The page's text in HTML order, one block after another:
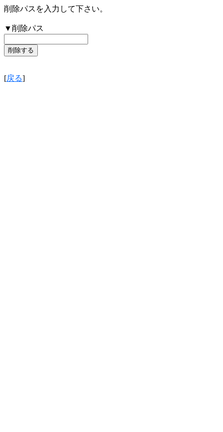
削除パスを入力して下さい。
▼削除パス
[戻る]